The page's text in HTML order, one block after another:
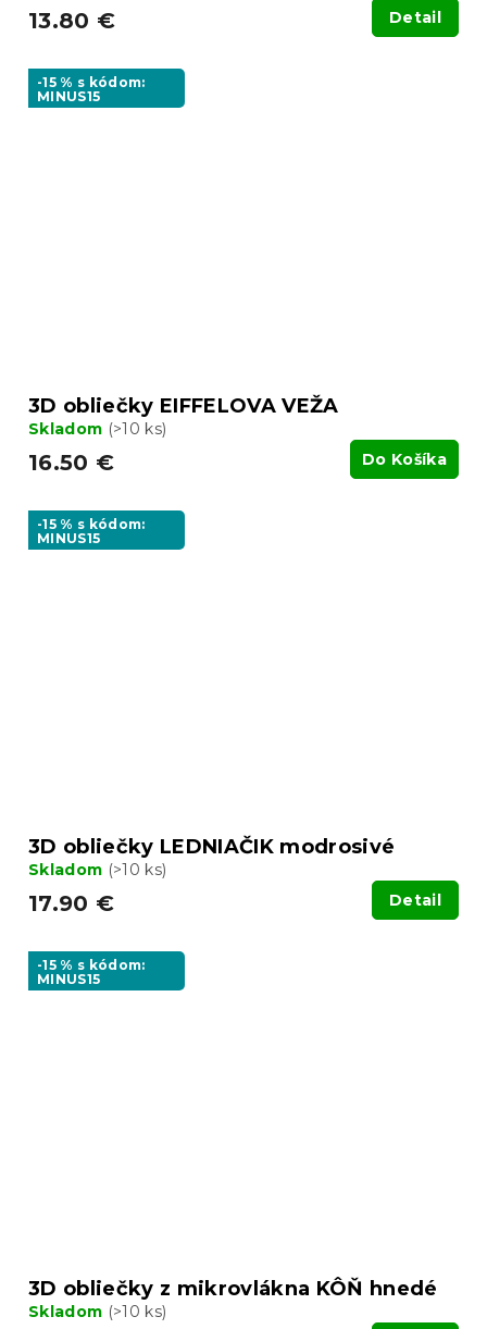
13.80 € Detail
-15 % s kódom:
MINUS15
3D obliečky EIFFELOVA VEŽA
Skladom (>10 ks)
16.50 € Do Košíka
-15 % s kódom:
MINUS15
3D obliečky LEDNIAČIK modrosivé
Skladom (>10 ks)
17.90 € Detail
-15 % s kódom:
MINUS15
3D obliečky z mikrovlákna KÔŇ hnedé
Skladom (>10 ks)